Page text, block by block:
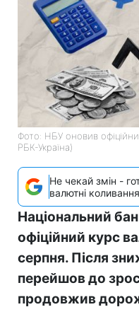
Фото: НБУ оновив
РБК-Україна)
Не чекай змін -
валютні коливання
Національний
офіційний курс
серпня. Після
перейшов до
продовжив